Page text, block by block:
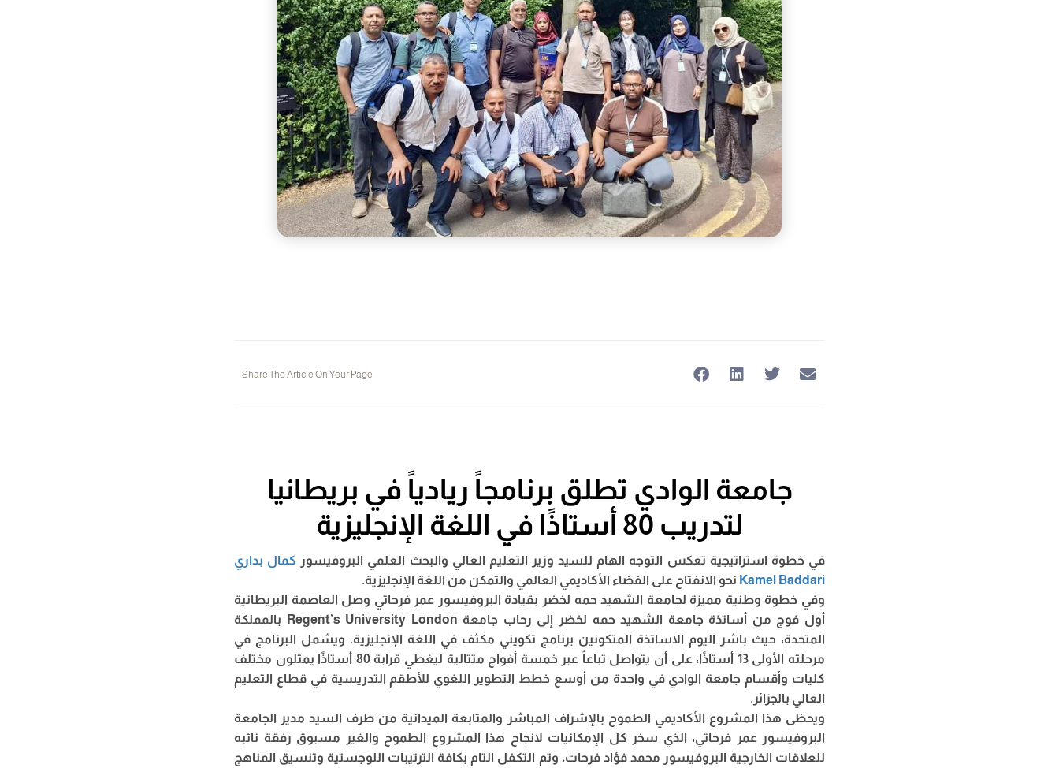
Share The Article On Your Page
جامعة الوادي تطلق برنامجاً ريادياً في بريطانيا
لتدريب 80 أستاذًا في اللغة الإنجليزية
في خطوة استراتيجية تعكس التوجه الهام للسيد وزير التعليم العالي والبحث العلمي البروفيسور كمال بداري
Kamel Baddari نحو الانفتاح على الفضاء الأكاديمي العالمي والتمكن من اللغة الإنجليزية.
وفي خطوة وطنية مميزة لجامعة الشهيد حمه لخضر بقيادة البروفيسور عمر فرحاتي وصل العاصمة البريطانية
أول فوج من أساتذة جامعة الشهيد حمه لخضر إلى رحاب جامعة Regent’s University London بالمملكة
المتحدة، حيث باشر اليوم الاساتذة المتكونين برنامج تكويني مكثف في اللغة الإنجليزية. ويشمل البرنامج في
مرحلته الأولى 13 أستاذًا، على أن يتواصل تباعاً عبر خمسة أفواج متتالية ليغطي قرابة 80 أستاذًا يمثلون مختلف
كليات وأقسام جامعة الوادي في واحدة من أوسع خطط التطوير اللغوي للأطقم التدريسية في قطاع التعليم
العالي بالجزائر.
ويحظى هذا المشروع الأكاديمي الطموح بالإشراف المباشر والمتابعة الميدانية من طرف السيد مدير الجامعة
البروفيسور عمر فرحاتي، الذي سخر كل الإمكانيات لانجاح هذا المشروع الطموح والغير مسبوق رفقة نائبه
للعلاقات الخارجية البروفيسور محمد فؤاد فرحات، وتم التكفل التام بكافة الترتيبات اللوجستية وتنسيق المناهج